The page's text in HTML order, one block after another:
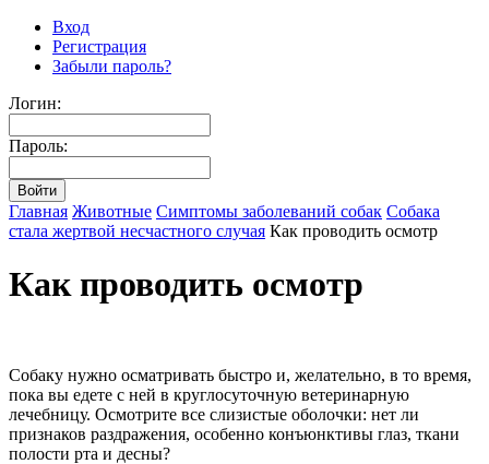
Вход
Регистрация
Забыли пароль?
Логин:
Пароль:
Главная Животные Симптомы заболеваний собак Собака
стала жертвой несчастного случая Как проводить осмотр
Как проводить осмотр
Собаку нужно осматривать быстро и, желательно, в то время,
пока вы едете с ней в круглосуточную ветеринарную
лечебницу. Осмотрите все слизистые оболочки: нет ли
признаков раздражения, особенно конъюнктивы глаз, ткани
полости рта и десны?